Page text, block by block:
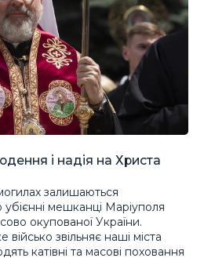
і надія на Христа
залишаються
мешканці Маріуполя
окупованої України.
звільняє наші міста
катівні та масові поховання